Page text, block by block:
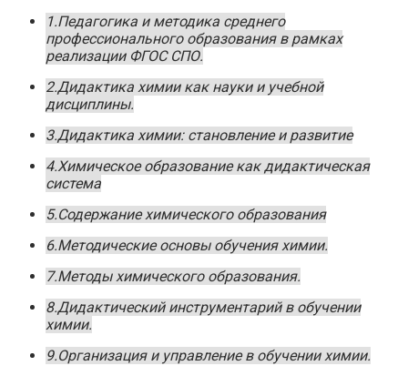
1.Педагогика и методика среднего
профессионального образования в рамках
реализации ФГОС СПО.
2.Дидактика химии как науки и учебной
дисциплины.
3.Дидактика химии: становление и развитие
4.Химическое образование как дидактическая
система
5.Содержание химического образования
6.Методические основы обучения химии.
7.Методы химического образования.
8.Дидактический инструментарий в обучении
химии.
9.Организация и управление в обучении химии.